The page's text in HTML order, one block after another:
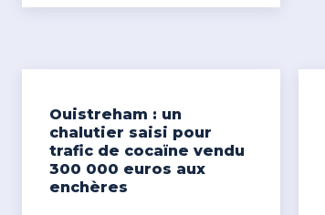
Ouistreham : un
chalutier saisi pour
trafic de cocaïne vendu
300 000 euros aux
enchères